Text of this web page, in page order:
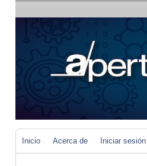
Inicio Acerca de Iniciar sesión